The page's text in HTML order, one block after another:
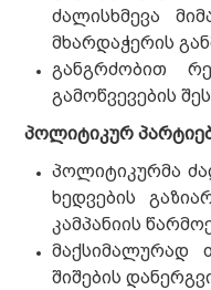
ძალისხმევა
მხარდაჭერის
განგრძობით
გამოწვევების
პოლიტიკურ
პოლიტიკურმა
ხედვების
კამპანიის
მაქსიმალურად
შიშების